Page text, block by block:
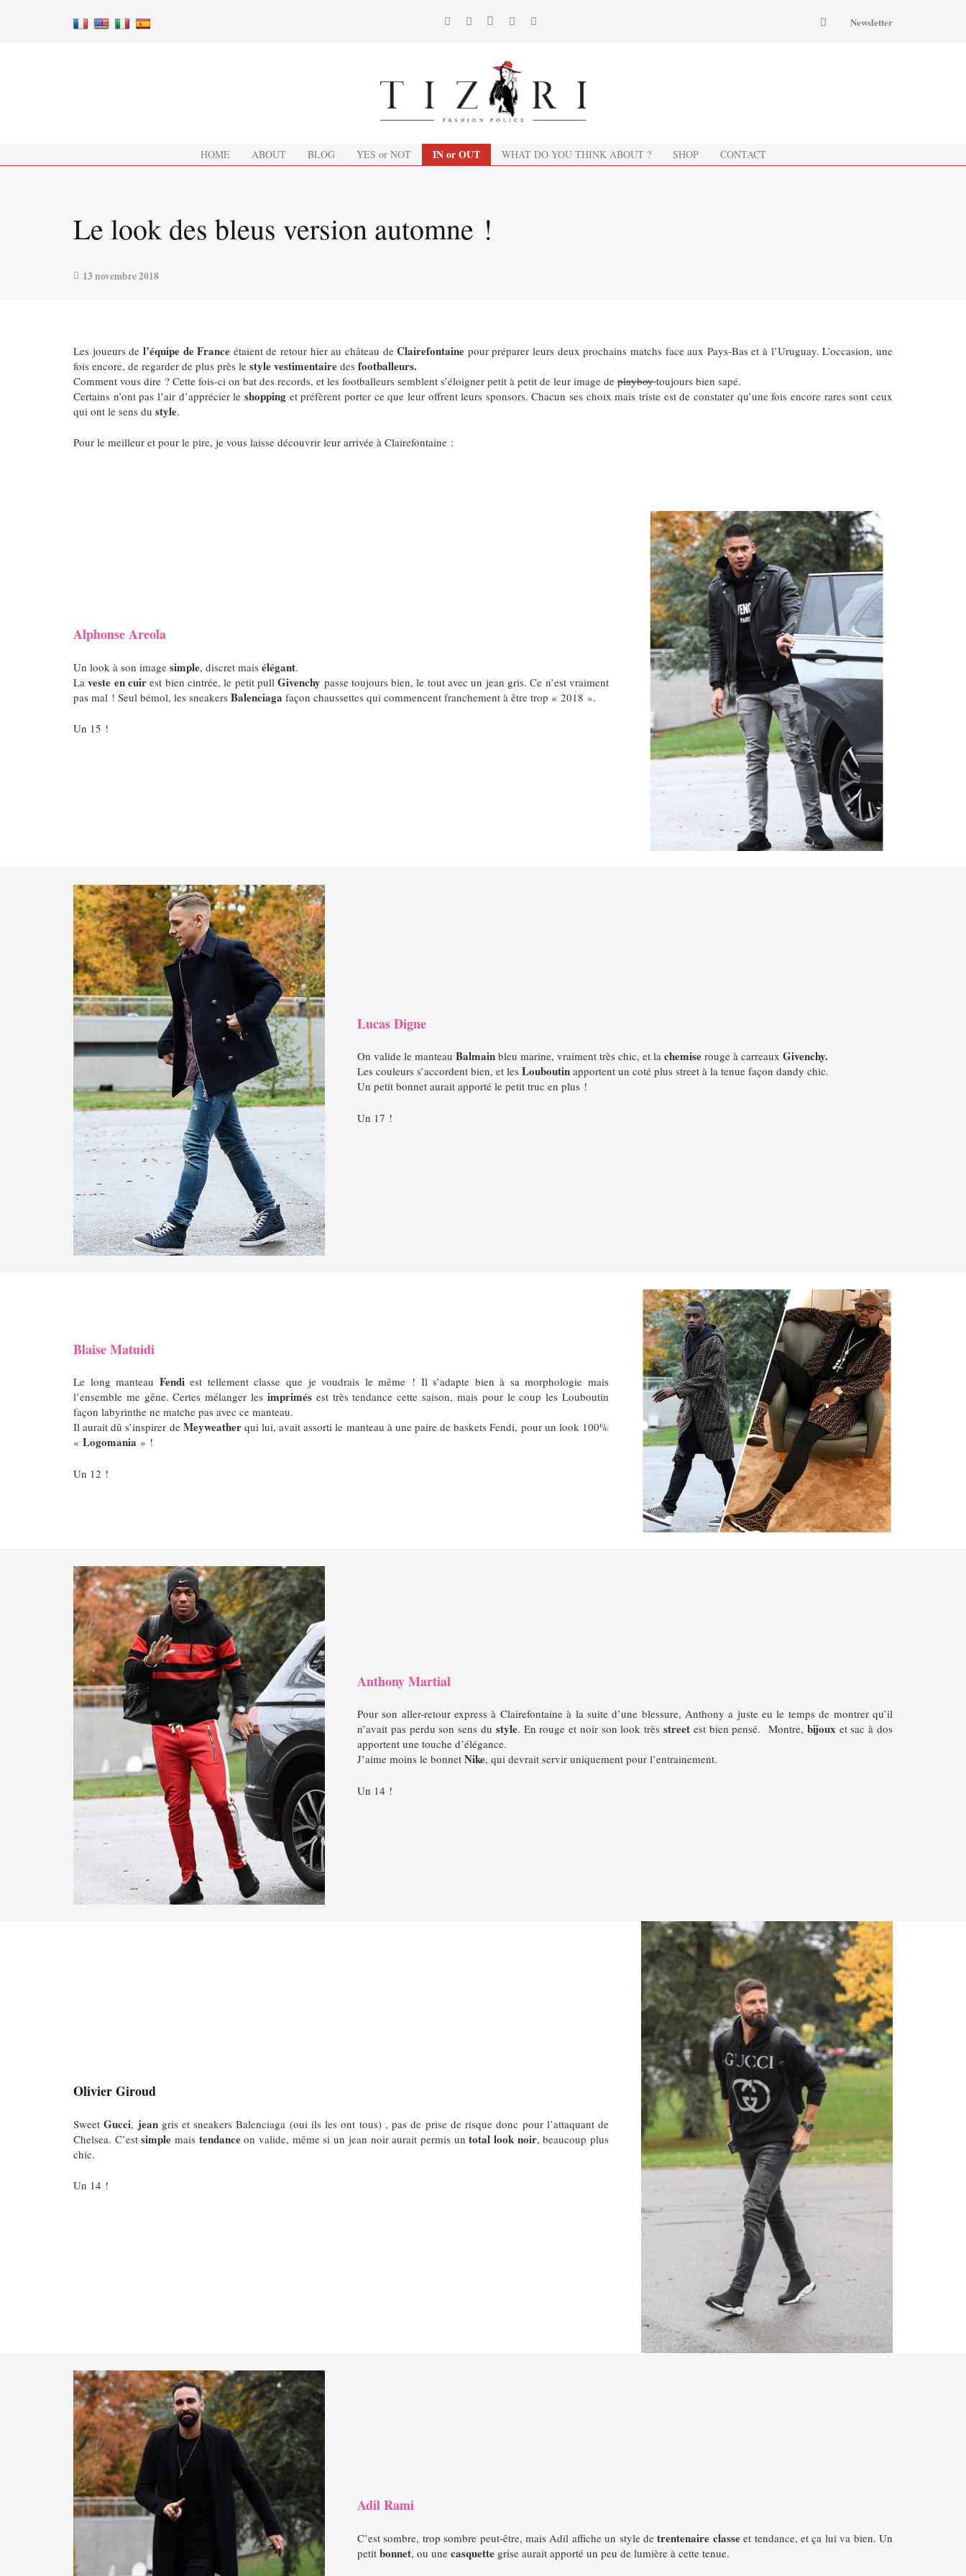
Newsletter
HOME ABOUT BLOG YES or NOT IN or OUT WHAT DO YOU THINK ABOUT ? SHOP CONTACT
Le look des bleus version automne !
13 novembre 2018
Les joueurs de l’équipe de France étaient de retour hier au château deClairefontaine pour préparer leurs deux prochains matchs face aux Pays-Bas et à l’Uruguay.L’occasion, une
fois encore, de regarder de plus près le style vestimentaire des footballeurs.
Comment vous dire ? Cette fois-ci on bat des records, et les footballeurs semblent s’éloigner petit à petit de leur image de playboytoujours bien sapé.
Certains n’ont pas l’air d’apprécier le shoppinget préfèrent porter ce que leur offrent leurs sponsors. Chacun ses choix mais triste est de constater qu’une fois encore rares sont ceux
qui ont le sens du style.
Pour le meilleur et pour le pire, je vous laisse découvrir leur arrivée à Clairefontaine :
Alphonse Areola
Un look à son image simple, discret mais élégant.
Laveste en cuirest bien cintrée, le petit pullGivenchy passe toujours bien, le tout avec un jean gris. Ce n’est vraiment
pas mal ! Seul bémol, les sneakers Balenciaga façon chaussettes qui commencent franchement à être trop « 2018 ».
Un 15 !
Lucas Digne
On valide le manteau Balmainbleu marine, vraiment très chic, et la chemiserouge à carreaux Givenchy.
Les couleurs s’accordent bien, et les Louboutin apportent un coté plus street à la tenue façon dandy chic.
Un petit bonnet aurait apporté le petit truc en plus !
Un 17 !
Blaise Matuidi
Le long manteau Fendiest tellement classe que je voudrais le même ! Il s’adapte bien à sa morphologie mais
l’ensemble me gêne.Certes mélanger les imprimésest très tendance cette saison, mais pour le coup les Louboutin
façon labyrinthe ne matche pas avec ce manteau.
Il aurait dû s’inspirer de Meyweather qui lui, avait assorti le manteau à une paire de baskets Fendi, pour un look 100%
« Logomania » !
Un 12 !
Anthony Martial
Pour son aller-retour express à Clairefontaine à la suite d’une blessure, Anthony a juste eu le temps de montrer qu’il
n’avait pas perdu son sens du style. En rouge et noir son look trèsstreet est bien pensé. Montre, bijoux et sac à dos
apportent une touche d’élégance.
J’aime moins le bonnet Nike, qui devrait servir uniquement pour l’entrainement.
Un 14 !
Olivier Giroud
SweetGucci, jeangris et sneakers Balenciaga (oui ils les ont tous) , pas de prise de risque donc pour l’attaquant de
Chelsea. C’estsimple mais tendanceon valide, même si un jean noir aurait permis untotal look noir, beaucoup plus
chic.
Un 14 !
Adil Rami
C’est sombre, trop sombre peut-être, mais Adil affiche un style detrentenaire classeet tendance, et ça lui va bien. Un
petit bonnet, ou une casquettegrise aurait apporté un peu de lumière à cette tenue.